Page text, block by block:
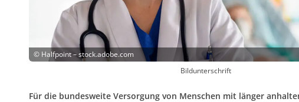
© Halfpoint – stock.adobe.com
Bildunterschrift
Für die bundesweite Versorgung von Menschen mit länger